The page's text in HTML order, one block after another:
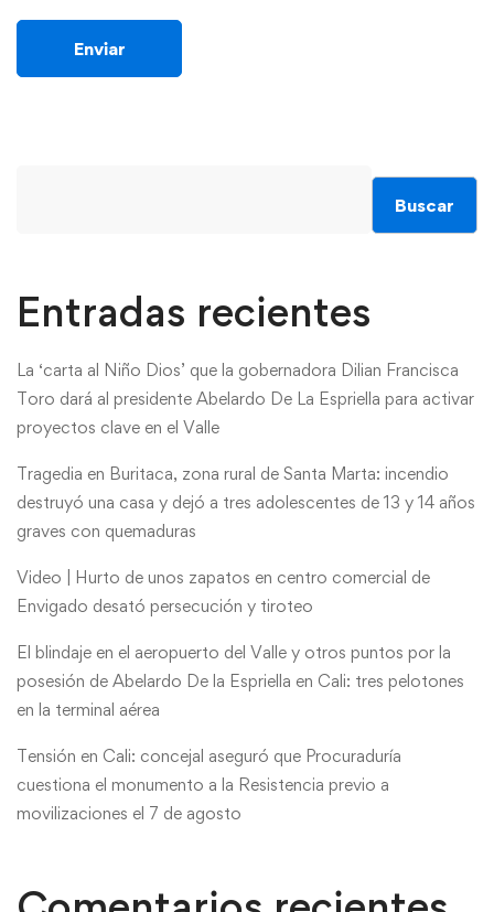
Buscar
Entradas recientes
La ‘carta al Niño Dios’ que la gobernadora Dilian Francisca
Toro dará al presidente Abelardo De La Espriella para activar
proyectos clave en el Valle
Tragedia en Buritaca, zona rural de Santa Marta: incendio
destruyó una casa y dejó a tres adolescentes de 13 y 14 años
graves con quemaduras
Video | Hurto de unos zapatos en centro comercial de
Envigado desató persecución y tiroteo
El blindaje en el aeropuerto del Valle y otros puntos por la
posesión de Abelardo De la Espriella en Cali: tres pelotones
en la terminal aérea
Tensión en Cali: concejal aseguró que Procuraduría
cuestiona el monumento a la Resistencia previo a
movilizaciones el 7 de agosto